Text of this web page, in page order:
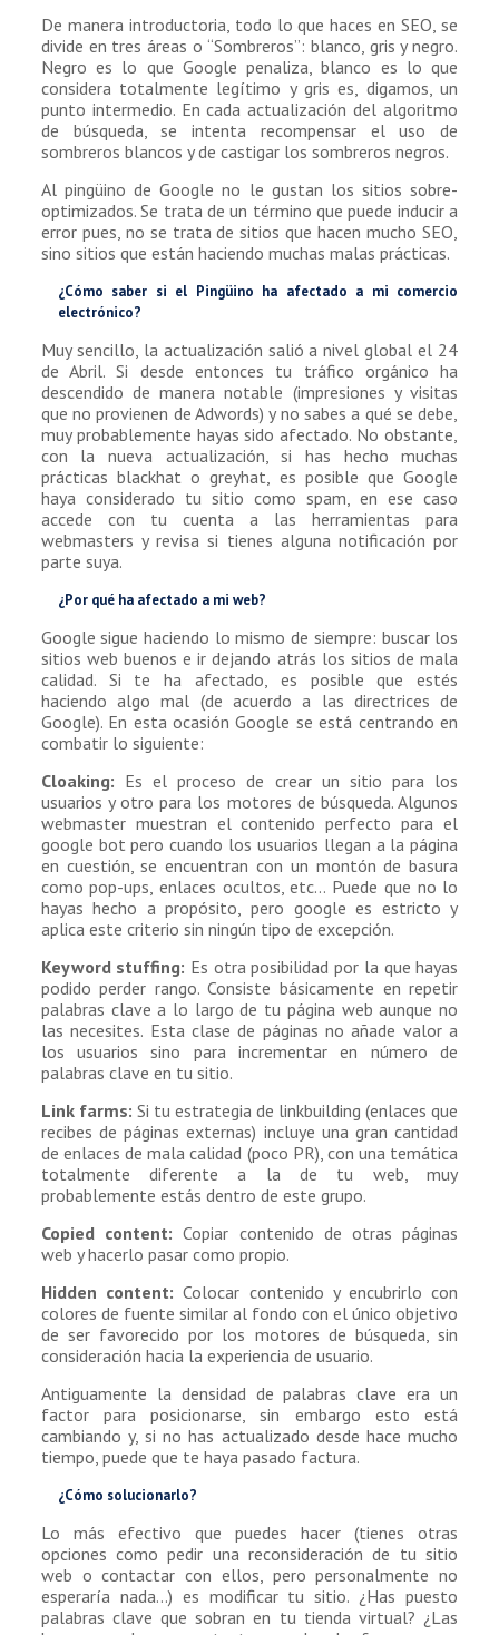
De manera introductoria, todo lo que haces en SEO, se
divide en tres áreas o “Sombreros”: blanco, gris y negro.
Negro es lo que Google penaliza, blanco es lo que
considera totalmente legítimo y gris es, digamos, un
punto intermedio. En cada actualización del algoritmo
de búsqueda, se intenta recompensar el uso de
sombreros blancos y de castigar los sombreros negros.
Al pingüino de Google no le gustan los sitios sobre-
optimizados. Se trata de un término que puede inducir a
error pues, no se trata de sitios que hacen mucho SEO,
sino sitios que están haciendo muchas malas prácticas.
¿Cómo saber si el Pingüino ha afectado a mi comercio
electrónico?
Muy sencillo, la actualización salió a nivel global el 24
de Abril. Si desde entonces tu tráfico orgánico ha
descendido de manera notable (impresiones y visitas
que no provienen de Adwords) y no sabes a qué se debe,
muy probablemente hayas sido afectado. No obstante,
con la nueva actualización, si has hecho muchas
prácticas blackhat o greyhat, es posible que Google
haya considerado tu sitio como spam, en ese caso
accede con tu cuenta a las herramientas para
webmasters y revisa si tienes alguna notificación por
parte suya.
¿Por qué ha afectado a mi web?
Google sigue haciendo lo mismo de siempre: buscar los
sitios web buenos e ir dejando atrás los sitios de mala
calidad. Si te ha afectado, es posible que estés
haciendo algo mal (de acuerdo a las directrices de
Google). En esta ocasión Google se está centrando en
combatir lo siguiente:
Cloaking: Es el proceso de crear un sitio para los
usuarios y otro para los motores de búsqueda. Algunos
webmaster muestran el contenido perfecto para el
google bot pero cuando los usuarios llegan a la página
en cuestión, se encuentran con un montón de basura
como pop-ups, enlaces ocultos, etc… Puede que no lo
hayas hecho a propósito, pero google es estricto y
aplica este criterio sin ningún tipo de excepción.
Keyword stuffing: Es otra posibilidad por la que hayas
podido perder rango. Consiste básicamente en repetir
palabras clave a lo largo de tu página web aunque no
las necesites. Esta clase de páginas no añade valor a
los usuarios sino para incrementar en número de
palabras clave en tu sitio.
Link farms: Si tu estrategia de linkbuilding (enlaces que
recibes de páginas externas) incluye una gran cantidad
de enlaces de mala calidad (poco PR), con una temática
totalmente diferente a la de tu web, muy
probablemente estás dentro de este grupo.
Copied content: Copiar contenido de otras páginas
web y hacerlo pasar como propio.
Hidden content: Colocar contenido y encubrirlo con
colores de fuente similar al fondo con el único objetivo
de ser favorecido por los motores de búsqueda, sin
consideración hacia la experiencia de usuario.
Antiguamente la densidad de palabras clave era un
factor para posicionarse, sin embargo esto está
cambiando y, si no has actualizado desde hace mucho
tiempo, puede que te haya pasado factura.
¿Cómo solucionarlo?
Lo más efectivo que puedes hacer (tienes otras
opciones como pedir una reconsideración de tu sitio
web o contactar con ellos, pero personalmente no
esperaría nada…) es modificar tu sitio. ¿Has puesto
palabras clave que sobran en tu tienda virtual? ¿Las